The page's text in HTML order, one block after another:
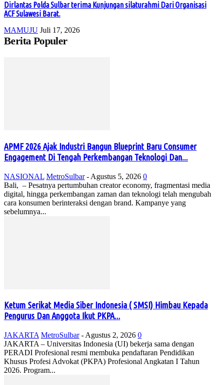
Dirlantas Polda Sulbar terima Kunjungan silaturahmi Dari Organisasi
ACF Sulawesi Barat.
MAMUJU Juli 17, 2026
Berita Populer
APMF 2026 Ajak Industri Bangun Blueprint Baru Consumer
Engagement Di Tengah Perkembangan Teknologi Dan...
NASIONAL MetroSulbar - Agustus 5, 2026 0
Bali, – Pesatnya pertumbuhan creator economy, fragmentasi media
digital, hingga perkembangan zaman dan teknologi telah mengubah
cara konsumen berinteraksi dengan brand. Kampanye yang
sebelumnya...
Ketum Serikat Media Siber Indonesia ( SMSI) Himbau Kepada
Pengurus Dan Anggota Ikut PKPA...
JAKARTA MetroSulbar - Agustus 2, 2026 0
JAKARTA – Universitas Indonesia (UI) bekerja sama dengan
PERADI Profesional resmi membuka pendaftaran Pendidikan
Khusus Profesi Advokat (PKPA) Profesional Angkatan I Tahun
2026. Program...